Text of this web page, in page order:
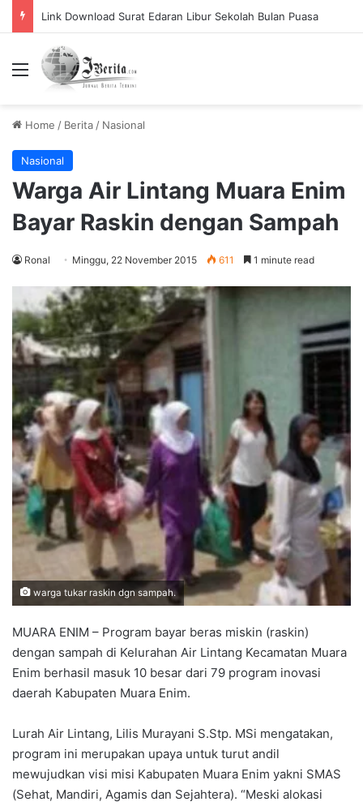
Link Download Surat Edaran Libur Sekolah Bulan Puasa
Menu
Home / Berita / Nasional
Nasional
Warga Air Lintang Muara Enim
Bayar Raskin dengan Sampah
Ronal Minggu, 22 November 2015 611 1 minute read
warga tukar raskin dgn sampah.
MUARA ENIM – Program bayar beras miskin (raskin)
dengan sampah di Kelurahan Air Lintang Kecamatan Muara
Enim berhasil masuk 10 besar dari 79 program inovasi
daerah Kabupaten Muara Enim.
Lurah Air Lintang, Lilis Murayani S.Stp. MSi mengatakan,
program ini merupakan upaya untuk turut andil
mewujudkan visi misi Kabupaten Muara Enim yakni SMAS
(Sehat, Mandiri, Agamis dan Sejahtera). “Meski alokasi